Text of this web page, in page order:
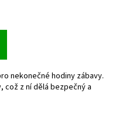
nekonečné hodiny zábavy.
což z ní dělá bezpečný a